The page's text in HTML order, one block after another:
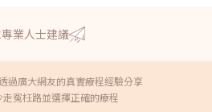
業人士建議
過廣大網友的真實療程經驗分享
冤枉路並選擇正確的療程